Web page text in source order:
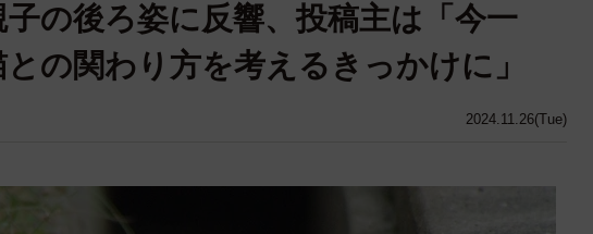
2024.11.26(Tue)
の後ろ姿に反響、投稿主は「今一
の関わり方を考えるきっかけに」